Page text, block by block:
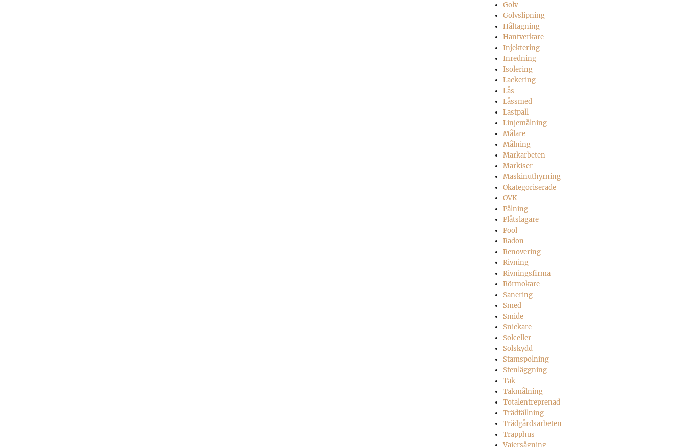
Golv
Golvslipning
Håltagning
Hantverkare
Injektering
Inredning
Isolering
Lackering
Lås
Låssmed
Lastpall
Linjemålning
Målare
Målning
Markarbeten
Markiser
Maskinuthyrning
Okategoriserade
OVK
Pålning
Plåtslagare
Pool
Radon
Renovering
Rivning
Rivningsfirma
Rörmokare
Sanering
Smed
Smide
Snickare
Solceller
Solskydd
Stamspolning
Stenläggning
Tak
Takmålning
Totalentreprenad
Trädfällning
Trädgårdsarbeten
Trapphus
Vajersågning